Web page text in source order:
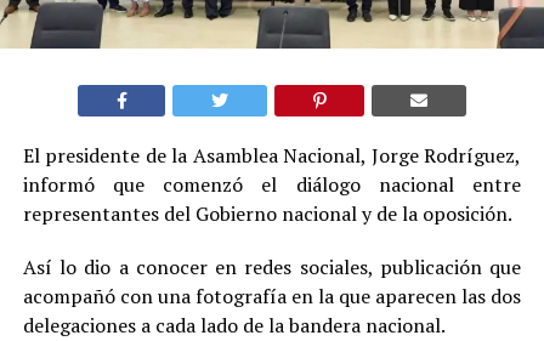
El presidente de la Asamblea Nacional, Jorge Rodríguez,
informó que comenzó el diálogo nacional entre
representantes del Gobierno nacional y de la oposición.
Así lo dio a conocer en redes sociales, publicación que
acompañó con una fotografía en la que aparecen las dos
delegaciones a cada lado de la bandera nacional.